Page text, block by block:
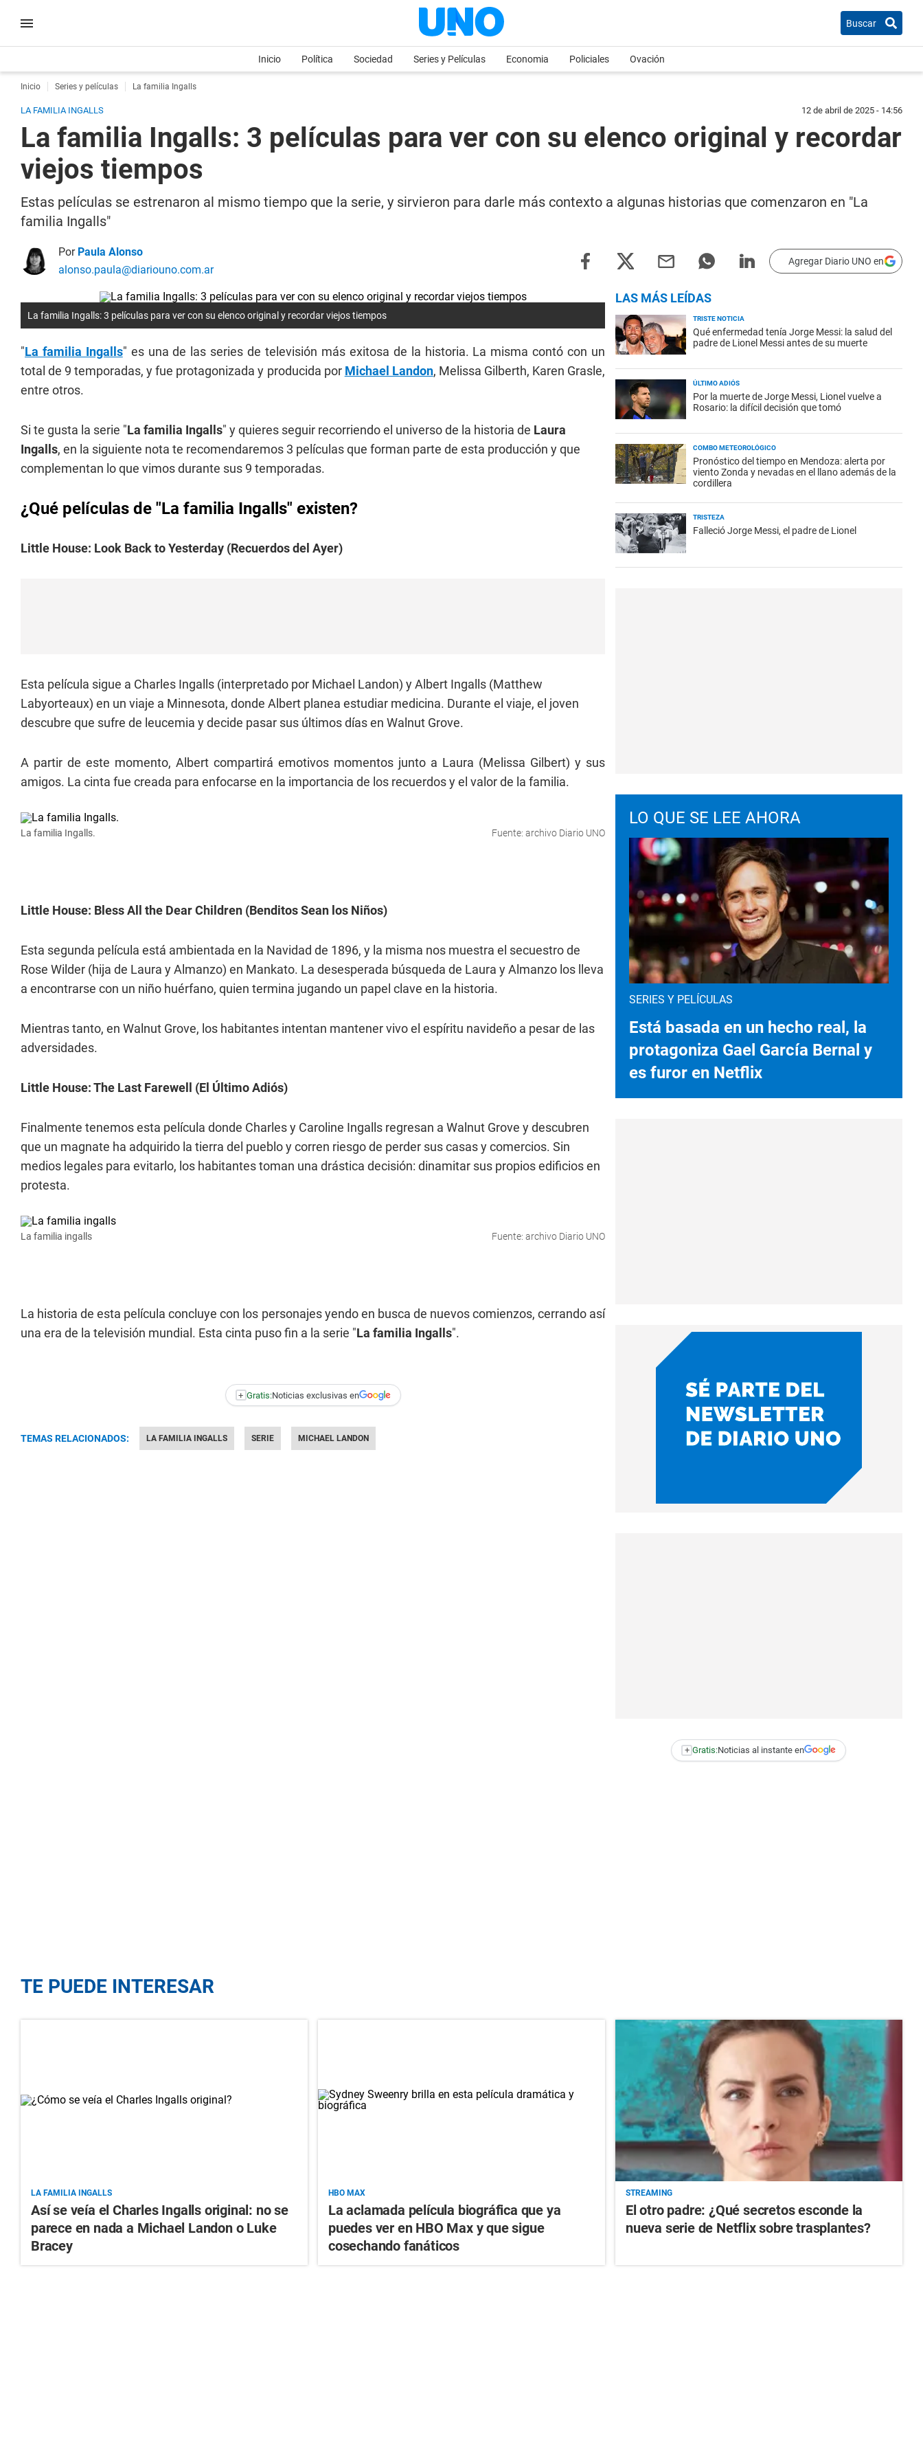
Buscar
Inicio Política Sociedad Series y Películas Economia Policiales Ovación
Inicio Series y películas La familia Ingalls
LA FAMILIA INGALLS 12 de abril de 2025 - 14:56
La familia Ingalls: 3 películas para ver con su elenco original y recordar
viejos tiempos
Estas películas se estrenaron al mismo tiempo que la serie, y sirvieron para darle más contexto a algunas historias que comenzaron en "La
familia Ingalls"
Por Paula Alonso
alonso.paula@diariouno.com.ar
Agregar Diario UNO en
La familia Ingalls: 3 películas para ver con su elenco original y recordar viejos tiempos
"La familia Ingalls" es una de las series de televisión más exitosa de la historia. La misma contó con un
total de 9 temporadas, y fue protagonizada y producida por Michael Landon, Melissa Gilberth, Karen Grasle,
entre otros.
Si te gusta la serie "La familia Ingalls" y quieres seguir recorriendo el universo de la historia de Laura
Ingalls, en la siguiente nota te recomendaremos 3 películas que forman parte de esta producción y que
complementan lo que vimos durante sus 9 temporadas.
¿Qué películas de "La familia Ingalls" existen?
Little House: Look Back to Yesterday (Recuerdos del Ayer)
Esta película sigue a Charles Ingalls (interpretado por Michael Landon) y Albert Ingalls (Matthew
Labyorteaux) en un viaje a Minnesota, donde Albert planea estudiar medicina. Durante el viaje, el joven
descubre que sufre de leucemia y decide pasar sus últimos días en Walnut Grove.
A partir de este momento, Albert compartirá emotivos momentos junto a Laura (Melissa Gilbert) y sus
amigos. La cinta fue creada para enfocarse en la importancia de los recuerdos y el valor de la familia.
La familia Ingalls. Fuente: archivo Diario UNO
Little House: Bless All the Dear Children (Benditos Sean los Niños)
Esta segunda película está ambientada en la Navidad de 1896, y la misma nos muestra el secuestro de
Rose Wilder (hija de Laura y Almanzo) en Mankato. La desesperada búsqueda de Laura y Almanzo los lleva
a encontrarse con un niño huérfano, quien termina jugando un papel clave en la historia.
Mientras tanto, en Walnut Grove, los habitantes intentan mantener vivo el espíritu navideño a pesar de las
adversidades.
Little House: The Last Farewell (El Último Adiós)
Finalmente tenemos esta película donde Charles y Caroline Ingalls regresan a Walnut Grove y descubren
que un magnate ha adquirido la tierra del pueblo y corren riesgo de perder sus casas y comercios. Sin
medios legales para evitarlo, los habitantes toman una drástica decisión: dinamitar sus propios edificios en
protesta.
La familia ingalls Fuente: archivo Diario UNO
La historia de esta película concluye con los personajes yendo en busca de nuevos comienzos, cerrando así
una era de la televisión mundial. Esta cinta puso fin a la serie "La familia Ingalls".
+ Gratis:Noticias exclusivas en
TEMAS RELACIONADOS: LA FAMILIA INGALLS SERIE MICHAEL LANDON
LAS MÁS LEÍDAS
TRISTE NOTICIA
Qué enfermedad tenía Jorge Messi: la salud del
padre de Lionel Messi antes de su muerte
ÚLTIMO ADIÓS
Por la muerte de Jorge Messi, Lionel vuelve a
Rosario: la difícil decisión que tomó
COMBO METEOROLÓGICO
Pronóstico del tiempo en Mendoza: alerta por
viento Zonda y nevadas en el llano además de la
cordillera
TRISTEZA
Falleció Jorge Messi, el padre de Lionel
LO QUE SE LEE AHORA
SERIES Y PELÍCULAS
Está basada en un hecho real, la
protagoniza Gael García Bernal y
es furor en Netflix
+ Gratis:Noticias al instante en
TE PUEDE INTERESAR
LA FAMILIA INGALLS
Así se veía el Charles Ingalls original: no se
parece en nada a Michael Landon o Luke
Bracey
HBO MAX
La aclamada película biográfica que ya
puedes ver en HBO Max y que sigue
cosechando fanáticos
STREAMING
El otro padre: ¿Qué secretos esconde la
nueva serie de Netflix sobre trasplantes?